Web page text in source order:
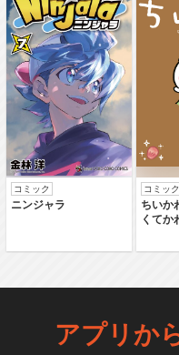
コミック
ニンジャラ
コミック
ちいか
くてか
アプリか